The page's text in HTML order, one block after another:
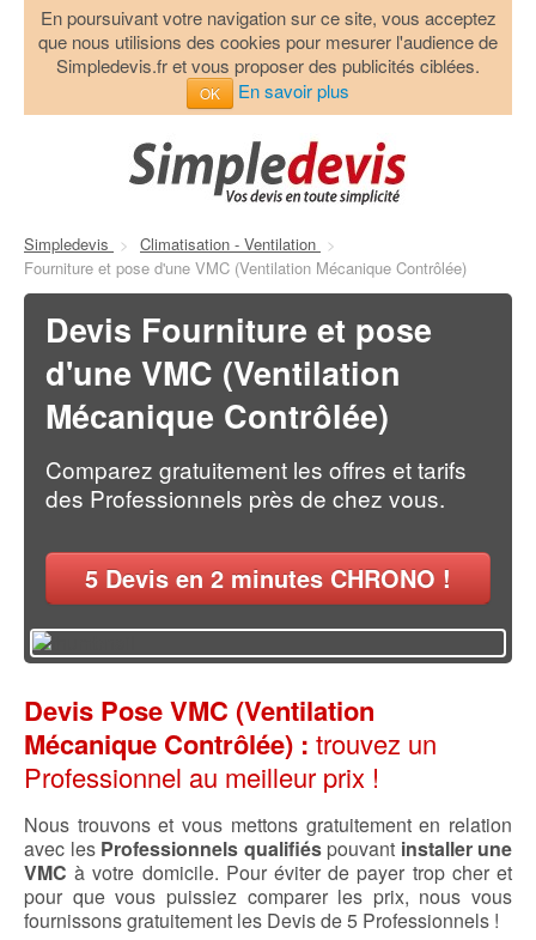
En poursuivant votre navigation sur ce site, vous acceptez
que nous utilisions des cookies pour mesurer l'audience de
Simpledevis.fr et vous proposer des publicités ciblées.
OK En savoir plus
Simpledevis > Climatisation - Ventilation >
Fourniture et pose d'une VMC (Ventilation Mécanique Contrôlée)
Devis Fourniture et pose
d'une VMC (Ventilation
Mécanique Contrôlée)
Comparez gratuitement les offres et tarifs
des Professionnels près de chez vous.
5 Devis en 2 minutes CHRONO !
Devis Pose VMC (Ventilation
Mécanique Contrôlée) : trouvez un
Professionnel au meilleur prix !
Nous trouvons et vous mettons gratuitement en relation
avec les Professionnels qualifiéspouvant installer une
VMC à votre domicile. Pour éviter de payer trop cher et
pour que vous puissiez comparer les prix, nous vous
fournissons gratuitement les Devis de 5 Professionnels !